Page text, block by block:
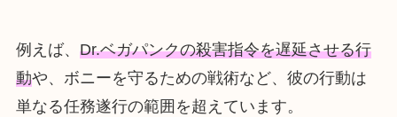
例えば、 Dr.ベガパンクの殺害指令を遅延させる行
動や、ボニーを守るための戦術など、彼の行動は
単なる任務遂行の範囲を超えています。